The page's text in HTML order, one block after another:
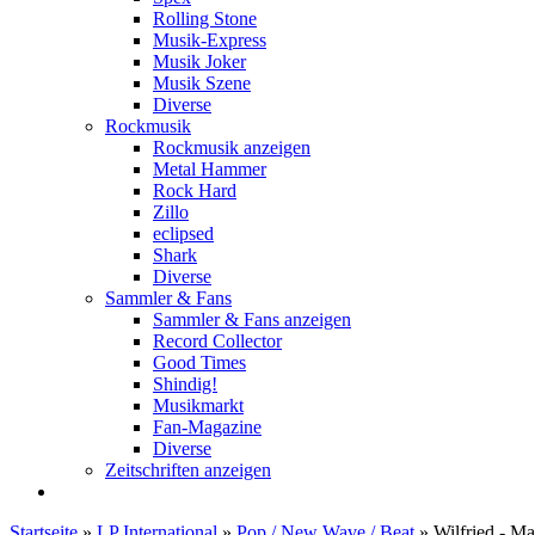
Rolling Stone
Musik-Express
Musik Joker
Musik Szene
Diverse
Rockmusik
Rockmusik anzeigen
Metal Hammer
Rock Hard
Zillo
eclipsed
Shark
Diverse
Sammler & Fans
Sammler & Fans anzeigen
Record Collector
Good Times
Shindig!
Musikmarkt
Fan-Magazine
Diverse
Zeitschriften anzeigen